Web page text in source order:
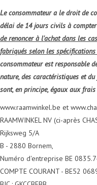
Le consommateur a le droit de
délai de 14 jours civils à
de renoncer à l'achat dans les
fabriqués selon les
consommateur est responsable
nature, des caractéristiques et
sont, en principe, égaux aux
www.raamwinkel.be et
RAAMWINKEL NV (ci-après
Rijksweg 5/A
B - 2880 Bornem,
Numéro d'entreprise BE
COMPTE COURANT - BE52